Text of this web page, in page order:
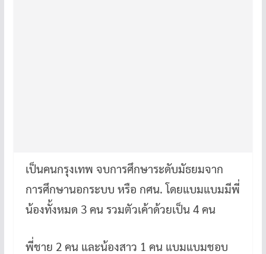
เป็นคนกรุงเทพ จบการศึกษาระดับมัธยมจาก
การศึกษานอกระบบ หรือ กศน. โดยแบมแบมมีพี่
น้องทั้งหมด 3 คน รวมตัวเค้าด้วยเป็น 4 คน
พี่ชาย 2 คน และน้องสาว 1 คน แบมแบมชอบ